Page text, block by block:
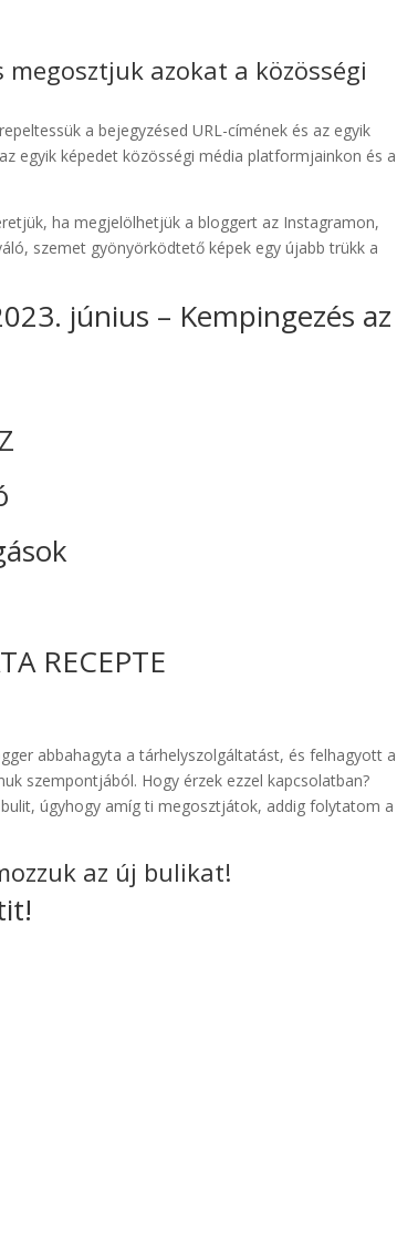
azokat a közösségi
a bejegyzésed URL-címének és az egyik
egyik képedet közösségi média platformjainkon és a
ha megjelölhetjük a bloggert az Instagramon,
szemet gyönyörködtető képek egy újabb trükk a
június – Kempingezés az
RECEPTE
abbahagyta a tárhelyszolgáltatást, és felhagyott a
szempontjából. Hogy érzek ezzel kapcsolatban?
úgyhogy amíg ti megosztjátok, addig folytatom a
az új bulikat!